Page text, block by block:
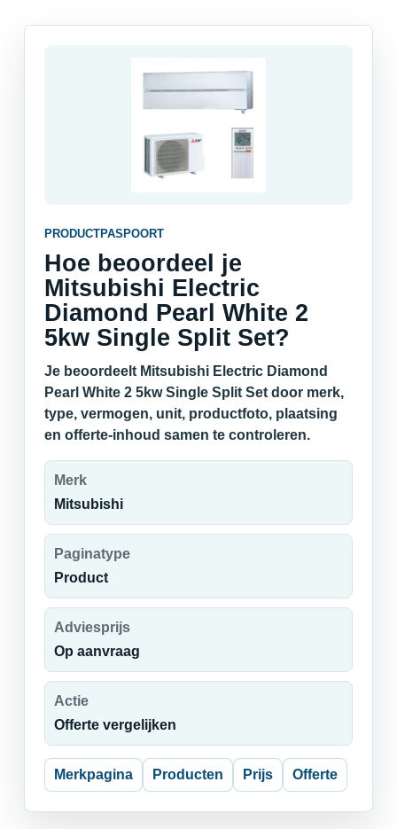
PRODUCTPASPOORT
Hoe beoordeel je
Mitsubishi Electric
Diamond Pearl White 2
5kw Single Split Set?
Je beoordeelt Mitsubishi Electric Diamond
Pearl White 2 5kw Single Split Set door merk,
type, vermogen, unit, productfoto, plaatsing
en offerte-inhoud samen te controleren.
Merk
Mitsubishi
Paginatype
Product
Adviesprijs
Op aanvraag
Actie
Offerte vergelijken
Merkpagina Producten Prijs Offerte